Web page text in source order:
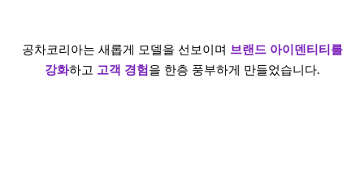
공차코리아는 새롭게 모델을 선보이며 브랜드 아이덴티티를
강화하고 고객 경험을 한층 풍부하게 만들었습니다.